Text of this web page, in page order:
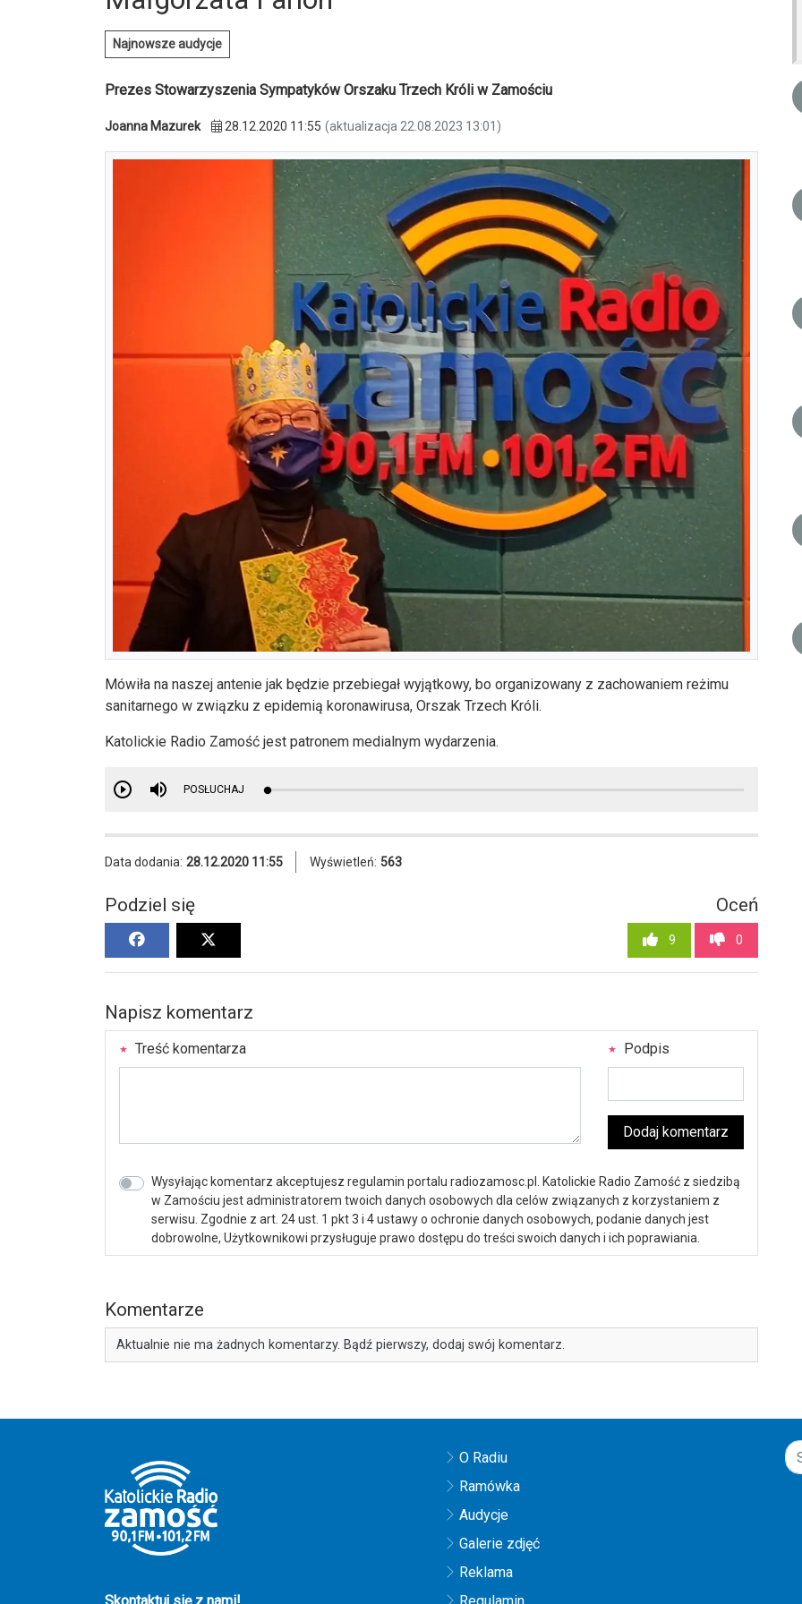
Najnowsze audycje
Prezes Stowarzyszenia Sympatyków Orszaku Trzech Króli w Zamościu
Joanna Mazurek 28.12.2020 11:55 (aktualizacja 22.08.2023 13:01)
Mówiła na naszej antenie jak będzie przebiegał wyjątkowy, bo organizowany z zachowaniem reżimu
sanitarnego w związku z epidemią koronawirusa, Orszak Trzech Króli.
Katolickie Radio Zamość jest patronem medialnym wydarzenia.
POSŁUCHAJ
Data dodania: 28.12.2020 11:55 Wyświetleń: 563
Podziel się Oceń
9 0
Napisz komentarz
Treść komentarza Podpis
Dodaj komentarz
Wysyłając komentarz akceptujesz regulamin portalu radiozamosc.pl. Katolickie Radio Zamość z siedzibą
w Zamościu jest administratorem twoich danych osobowych dla celów związanych z korzystaniem z
serwisu. Zgodnie z art. 24 ust. 1 pkt 3 i 4 ustawy o ochronie danych osobowych, podanie danych jest
dobrowolne, Użytkownikowi przysługuje prawo dostępu do treści swoich danych i ich poprawiania.
Komentarze
Aktualnie nie ma żadnych komentarzy. Bądź pierwszy, dodaj swój komentarz.
O Radiu
Ramówka
Audycje
Galerie zdjęć
Reklama